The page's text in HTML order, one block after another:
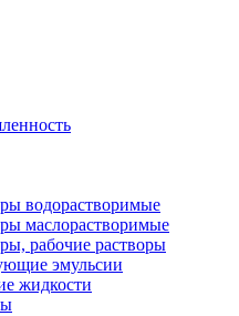
водорастворимые
маслорастворимые
рабочие растворы
эмульсии
жидкости